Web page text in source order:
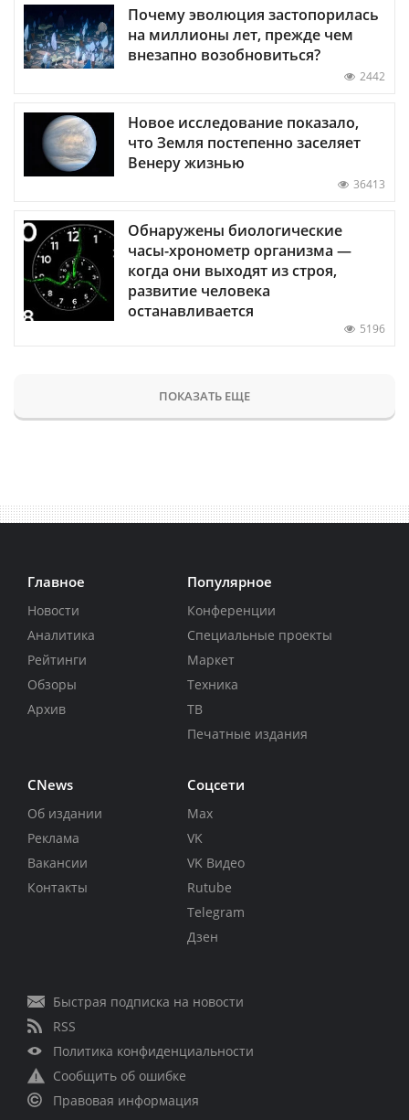
Почему эволюция застопорилась
на миллионы лет, прежде чем
внезапно возобновиться?
2442
Новое исследование показало,
что Земля постепенно заселяет
Венеру жизнью
36413
Обнаружены биологические
часы-хронометр организма —
когда они выходят из строя,
развитие человека
останавливается
5196
ПОКАЗАТЬ ЕЩЕ
Главное
Новости
Аналитика
Рейтинги
Обзоры
Архив
Популярное
Конференции
Специальные проекты
Маркет
Техника
ТВ
Печатные издания
CNews
Об издании
Реклама
Вакансии
Контакты
Соцсети
Max
VK
VK Видео
Rutube
Telegram
Дзен
Быстрая подписка на новости
RSS
Политика конфиденциальности
Сообщить об ошибке
Правовая информация